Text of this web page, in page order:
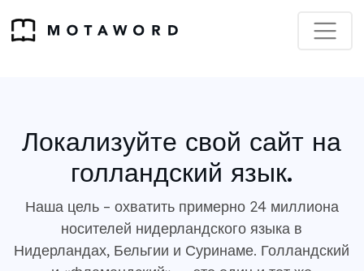
Локализуйте свой сайт на
голландский язык.
Наша цель – охватить примерно 24 миллиона
носителей нидерландского языка в
Нидерландах, Бельгии и Суринаме. Голландский